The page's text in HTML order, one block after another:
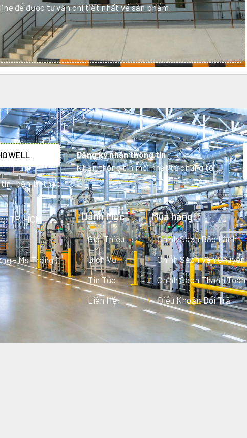
để được tư vấn chi tiết nhất về sản phẩm
bền bỉ theo
TP. HCM
- Ms Trang )
Đăng ký nhận thông tin
Nhận thông tin mới nhất từ chúng tôi!
Danh Mục
Giới Thiệu
Dịch Vụ
Tin Tức
Liên Hệ
Mua hàng
Chính Sách Bảo hành
Chính Sách Vận Chuyển
Chính Sách Thanh Toán
Điều Khoản Đổi Trả